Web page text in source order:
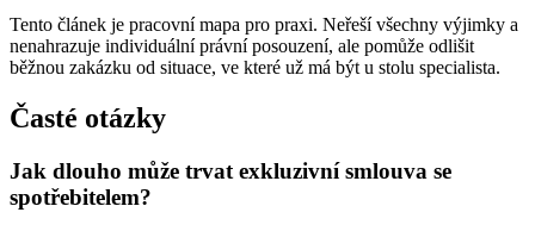
Tento článek je pracovní mapa pro praxi. Neřeší všechny výjimky a
nenahrazuje individuální právní posouzení, ale pomůže odlišit
běžnou zakázku od situace, ve které už má být u stolu specialista.
Časté otázky
Jak dlouho může trvat exkluzivní smlouva se
spotřebitelem?